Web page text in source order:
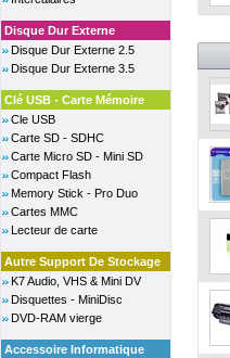
Disque Dur Externe
Disque Dur Externe 2.5
Disque Dur Externe 3.5
Clé USB - Carte Mémoire
Cle USB
Carte SD - SDHC
Carte Micro SD - Mini SD
Compact Flash
Memory Stick - Pro Duo
Cartes MMC
Lecteur de carte
Autre Support De Stockage
K7 Audio, VHS & Mini DV
Disquettes - MiniDisc
DVD-RAM vierge
Accessoire Informatique